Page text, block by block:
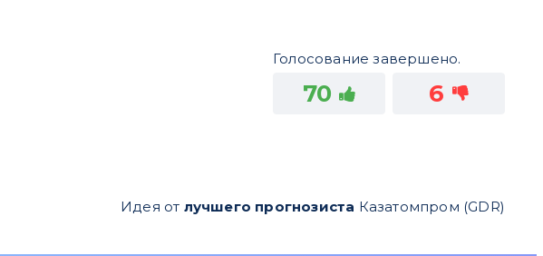
Голосование завершено.
70 6
Идея от лучшего прогнозиста Казатомпром (GDR)